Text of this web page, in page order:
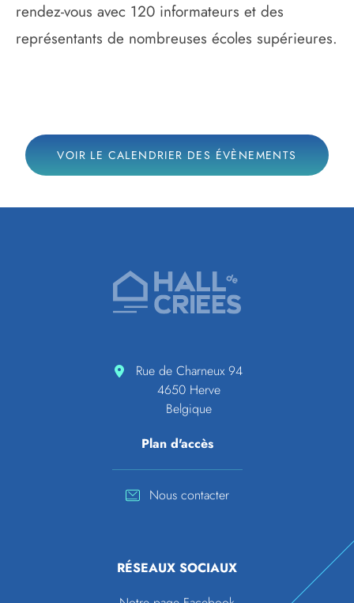
rendez-vous avec 120 informateurs et des
représentants de nombreuses écoles supérieures.
VOIR LE CALENDRIER DES ÉVÈNEMENTS
Accueil de Hall de criées
Rue de Charneux 94
4650 Herve
Belgique
Plan d'accès
Nous contacter
RÉSEAUX SOCIAUX